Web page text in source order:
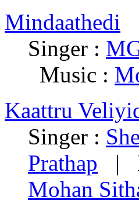
Mindaathedi
Singer :
Music :
Kaattru
Singer :
Prathap |
Mohan